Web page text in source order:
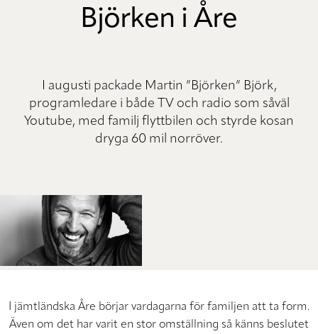
Björken i Åre
I augusti packade Martin ”Björken” Björk,
programledare i både TV och radio som såväl
Youtube, med familj flyttbilen och styrde kosan
dryga 60 mil norröver.
I jämtländska Åre börjar vardagarna för familjen att ta form.
Även om det har varit en stor omställning så känns beslutet